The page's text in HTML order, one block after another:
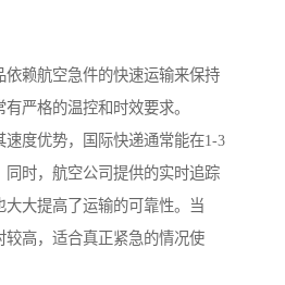
依赖航空急件的快速运输来保持
严格的温控和时效要求。
度优势，国际快递通常能在1-3
同时，航空公司提供的实时追踪
大大提高了运输的可靠性。当
较高，适合真正紧急的情况使